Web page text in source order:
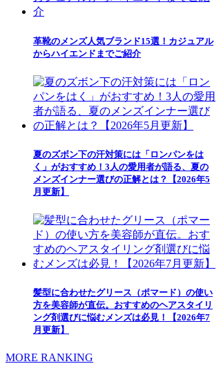
革靴のメンズ人気ブランド15選！カジュアル
からハイエンドまでご紹介
夏のズボン下の汗対策には「ロンパンをは
く」がおすすめ！3人の愛用者が語る、夏の
メンズインナー選びの正解とは？【2026年5
月更新】
髪型に合わせたグリース（ポマード）の使い
方を美容師が直伝。おすすめのヘアスタイリ
ング剤選びに悩むメンズは必見！【2026年7
月更新】
MORE RANKING